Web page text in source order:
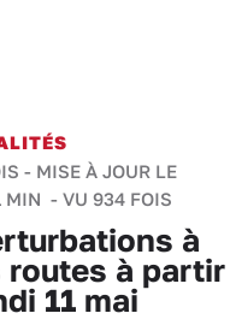
- MISE À JOUR LE
MIN - VU 934 FOIS
à
à partir
11 mai